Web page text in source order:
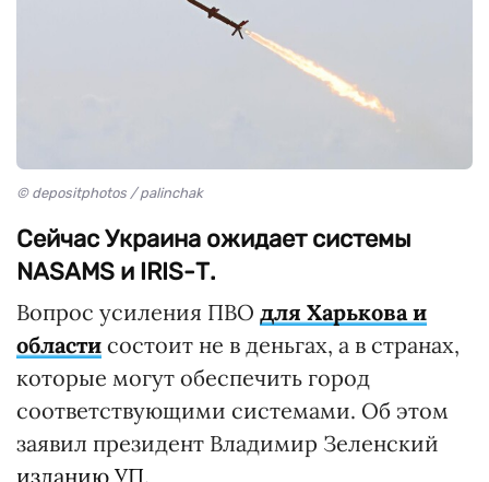
© depositphotos / palinchak
Сейчас Украина ожидает системы
NASAMS и IRIS-Т.
Вопрос усиления ПВО для Харькова и
области состоит не в деньгах, а в странах,
которые могут обеспечить город
соответствующими системами. Об этом
заявил президент Владимир Зеленский
изданию УП.